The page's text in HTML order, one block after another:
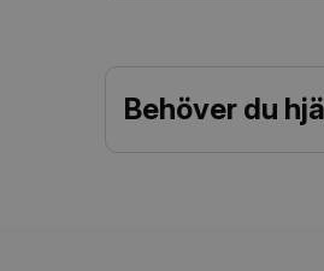
Behöver du